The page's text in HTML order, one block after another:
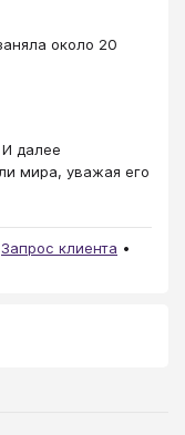
около 20
далее
мира, уважая его
Запрос клиента